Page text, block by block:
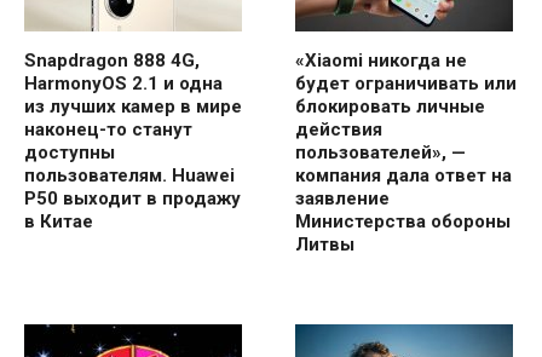
Snapdragon 888 4G,
HarmonyOS 2.1 и одна
из лучших камер в мире
наконец-то станут
доступны
пользователям. Huawei
P50 выходит в продажу
в Китае
«Xiaomi никогда не
будет ограничивать или
блокировать личные
действия
пользователей», —
компания дала ответ на
заявление
Министерства обороны
Литвы